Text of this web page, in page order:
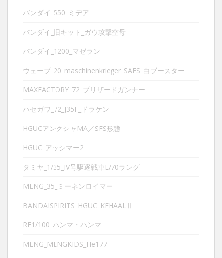
バンダイ_550_ミデア
バンダイ_旧キット_ガウ攻撃空母
バンダイ_1200_マゼラン
ウェーブ_20_maschinenkrieger_SAFS_白ブースター
MAXFACTORY_72_ブリザードガンナー
ハセガワ_72_J35F_ドラケン
HGUCアンクシャMA／SFS形態
HGUC_アッシマー2
タミヤ_1/35_IV号駆逐戦車L/70ラング
MENG_35_ミーネンロイマー
BANDAISPIRITS_HGUC_KEHAALⅡ
RE1/100_ハンマ・ハンマ
MENG_MENGKIDS_He177